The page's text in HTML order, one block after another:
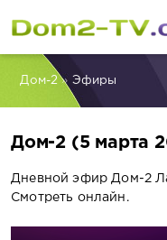
Дом-2» Эфиры
Дом-2 (5 марта
Дневной эфир Дом-2
Смотреть онлайн.